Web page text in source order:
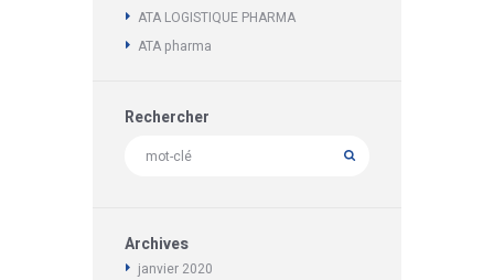
ATA LOGISTIQUE PHARMA
ATA pharma
Rechercher
Archives
janvier 2020